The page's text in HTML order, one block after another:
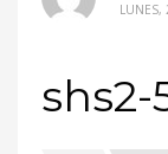
LUNES,
shs2-